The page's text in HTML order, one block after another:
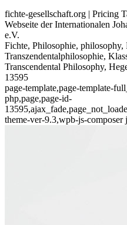
fichte-gesellschaft.org | Pricing
Webseite der Internationalen
e.V.
Fichte, Philosophie,
Transzendentalphilosophie,
Transcendental Philosophy,
13595
page-template,page-template-
php,page,page-id-
theme-ver-9.3,wpb-js-